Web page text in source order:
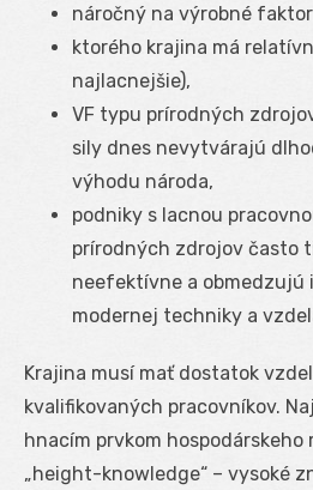
náročný na výrobné
ktorého krajina má
najlacnejšie),
VF typu prírodných
sily dnes nevytvárajú
výhodu národa,
podniky s lacnou
prírodných zdrojov často
neefektívne a obmedzujú
modernej techniky a
Krajina musí mať dostatok
kvalifikovaných pracovníkov.
hnacím prvkom
„height-knowledge“ – vysoké